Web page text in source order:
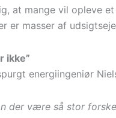
at mange vil opleve
er masser af
ikke”
energiingeniør
der være så stor